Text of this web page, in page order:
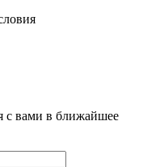
с вами в ближайшее